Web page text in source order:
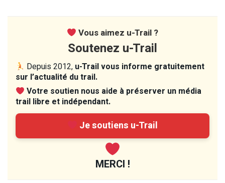
Vous aimez u-Trail ?
Soutenez u-Trail
Depuis 2012, u-Trail vous informe gratuitement
sur l’actualité du trail.
Votre soutien nous aide à préserver un média
trail libre et indépendant.
Je soutiens u-Trail
MERCI !